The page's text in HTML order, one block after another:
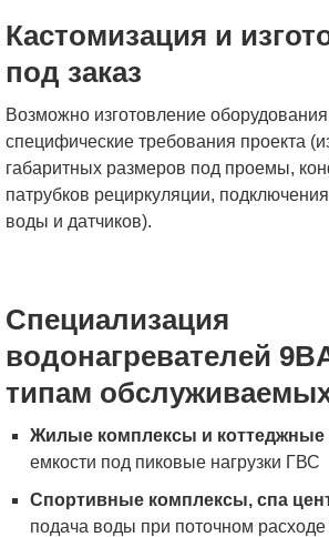
Кастомизация и
под заказ
Возможно изготовление
специфические требования проекта
габаритных размеров под проемы,
патрубков рециркуляции,
воды и датчиков).
Специализация
водонагревателей
типам
Жилые комплексы и коттеджные
емкости под пиковые нагрузки ГВС
Спортивные комплексы, спа
подача воды при поточном